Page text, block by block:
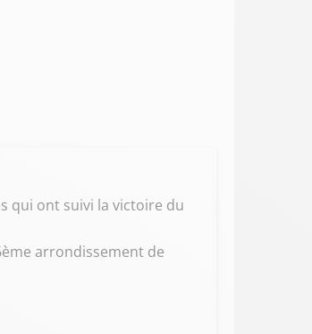
qui ont suivi la victoire du
arrondissement de